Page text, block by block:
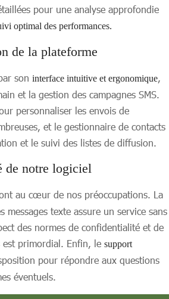
pour une analyse approfondie
optimal des performances.
de la plateforme
son interface intuitive et ergonomique,
et la gestion des campagnes SMS.
personnaliser les envois de
et le gestionnaire de contacts
et le suivi des listes de diffusion.
de notre logiciel
au cœur de nos préoccupations. La
messages texte assure un service sans
des normes de confidentialité et de
est primordial. Enfin, le support
pour répondre aux questions
éventuels.